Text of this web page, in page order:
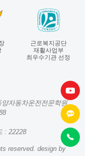
근로복지공단
재활사업부
최우수기관 선정
자동차운전전문학원
: 22228
reserved. design by